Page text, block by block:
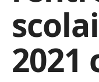
2021